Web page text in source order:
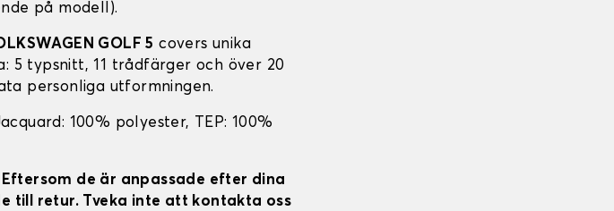
på modell).
GOLF 5 covers unika
5 typsnitt, 11 trådfärger och över 20
personliga utformningen.
100% polyester, TEP: 100%
de är anpassade efter dina
till retur. Tveka inte att kontakta oss